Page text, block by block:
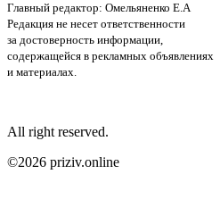
Главный редактор: Омельяненко Е.А
Редакция не несет ответственности
за достоверность информации,
содержащейся в рекламных объявлениях
и материалах.
All right reserved.
©2026 priziv.online